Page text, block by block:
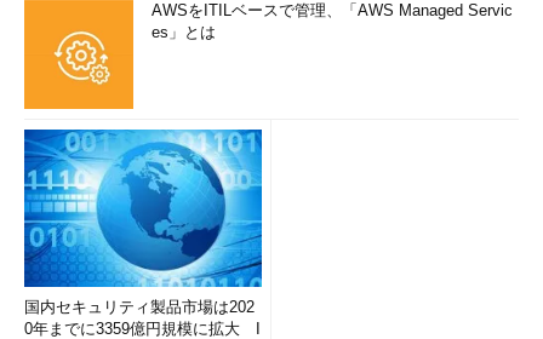
AWSをITILベースで管理、「AWS Managed Servic
es」とは
国内セキュリティ製品市場は202
0年までに3359億円規模に拡大 I